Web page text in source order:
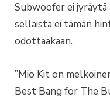
Subwoofer ei jyräytä
sellaista ei tämän
odottaakaan.
”Mio Kit on
Best Bang for The